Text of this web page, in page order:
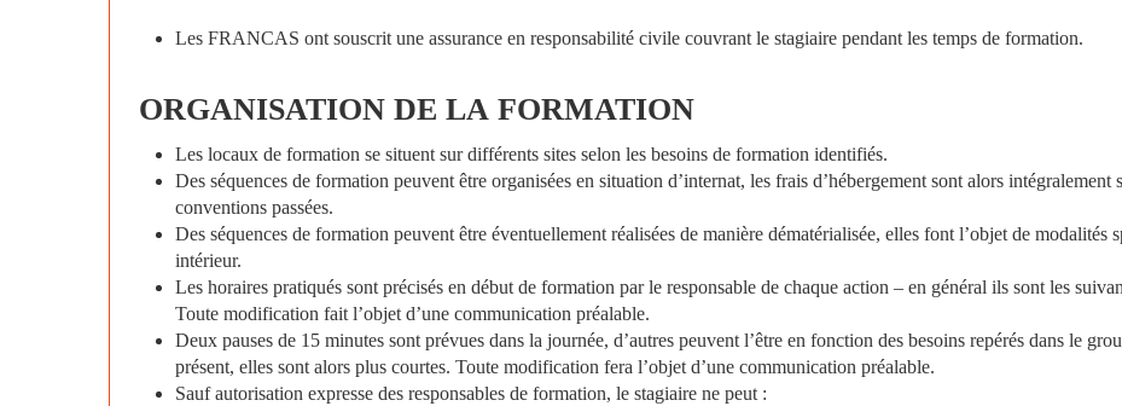
Les FRANCAS ont souscrit une assurance en responsabilité civile couvrant le stagiaire pendant les temps de formation.
ORGANISATION DE LA FORMATION
Les locaux de formation se situent sur différents sites selon les besoins de formation identifiés.
Des séquences de formation peuvent être organisées en situation d’internat, les frais d’hébergement sont alors intégralement
conventions passées.
Des séquences de formation peuvent être éventuellement réalisées de manière dématérialisée, elles font l’objet de modalités
intérieur.
Les horaires pratiqués sont précisés en début de formation par le responsable de chaque action – en général ils sont les
Toute modification fait l’objet d’une communication préalable.
Deux pauses de 15 minutes sont prévues dans la journée, d’autres peuvent l’être en fonction des besoins repérés dans le
présent, elles sont alors plus courtes. Toute modification fera l’objet d’une communication préalable.
Sauf autorisation expresse des responsables de formation, le stagiaire ne peut :